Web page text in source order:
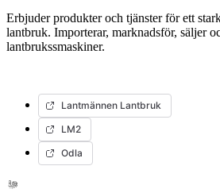
Erbjuder produkter och tjänster för ett
lantbruk. Importerar, marknadsför, säljer
lantbrukssmaskiner.
Lantmännen Lantbruk
LM2
Odla